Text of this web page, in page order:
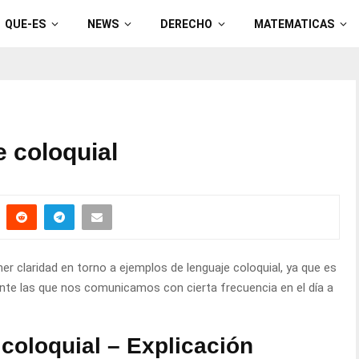
QUE-ES NEWS DERECHO MATEMATICAS
coloquial
claridad en torno a ejemplos de lenguaje coloquial, ya que es
las que nos comunicamos con cierta frecuencia en el día a
– Explicación